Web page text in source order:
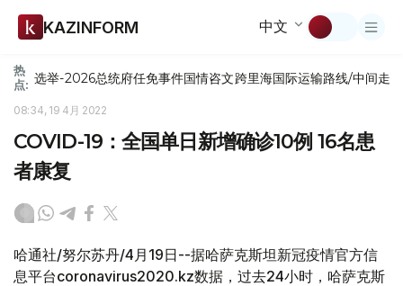
KAZINFORM 中文
热
点: 选举-2026总统府任免事件国情咨文跨里海国际运输路线/中间走廊
08:34, 19 4月 2022
COVID-19：全国单日新增确诊10例 16名患
者康复
哈通社/努尔苏丹/4月19日--据哈萨克斯坦新冠疫情官方信
息平台coronavirus2020.kz数据，过去24小时，哈萨克斯